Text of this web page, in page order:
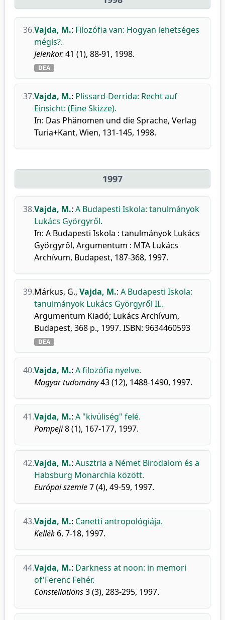
36.Vajda, M.: Filozófia van: Hogyan lehetséges
mégis?.
Jelenkor. 41 (1), 88-91, 1998.
DEA
37.Vajda, M.: Plissard-Derrida: Recht auf
Einsicht: (Eine Skizze).
In: Das Phänomen und die Sprache, Verlag
Turia+Kant, Wien, 131-145, 1998.
1997
38.Vajda, M.: A Budapesti Iskola: tanulmányok
Lukács Györgyről.
In: A Budapesti Iskola : tanulmányok Lukács
Györgyről, Argumentum : MTA Lukács
Archívum, Budapest, 187-368, 1997.
39.Márkus, G., Vajda, M.: A Budapesti Iskola:
tanulmányok Lukács Györgyről II..
Argumentum Kiadó; Lukács Archívum,
Budapest, 368 p., 1997. ISBN: 9634460593
DEA
40.Vajda, M.: A filozófia nyelve.
Magyar tudomány43 (12), 1488-1490, 1997.
41.Vajda, M.: A "kivüliség" felé.
Pompeji8 (1), 167-177, 1997.
42.Vajda, M.: Ausztria a Német Birodalom és a
Habsburg Monarchia között.
Európai szemle7 (4), 49-59, 1997.
43.Vajda, M.: Canetti antropológiája.
Kellék 6, 7-18, 1997.
44.Vajda, M.: Darkness at noon: in memori
of'Ferenc Fehér.
Constellations3 (3), 283-295, 1997.